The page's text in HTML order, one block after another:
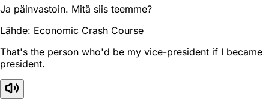
Ja päinvastoin. Mitä siis teemme?
Lähde: Economic Crash Course
That's the person who'd be my vice-president if I became
president.